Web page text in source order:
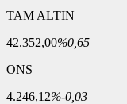
TAM ALTIN
42.352,00%0,65
ONS
4.246,12%-0,03